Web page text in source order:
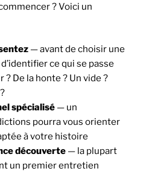
? Voici un
— avant de choisir une
ce qui se passe
De la honte ? Un vide ?
spécialisé — un
pourra vous orienter
à votre histoire
découverte — la plupart
un premier entretien